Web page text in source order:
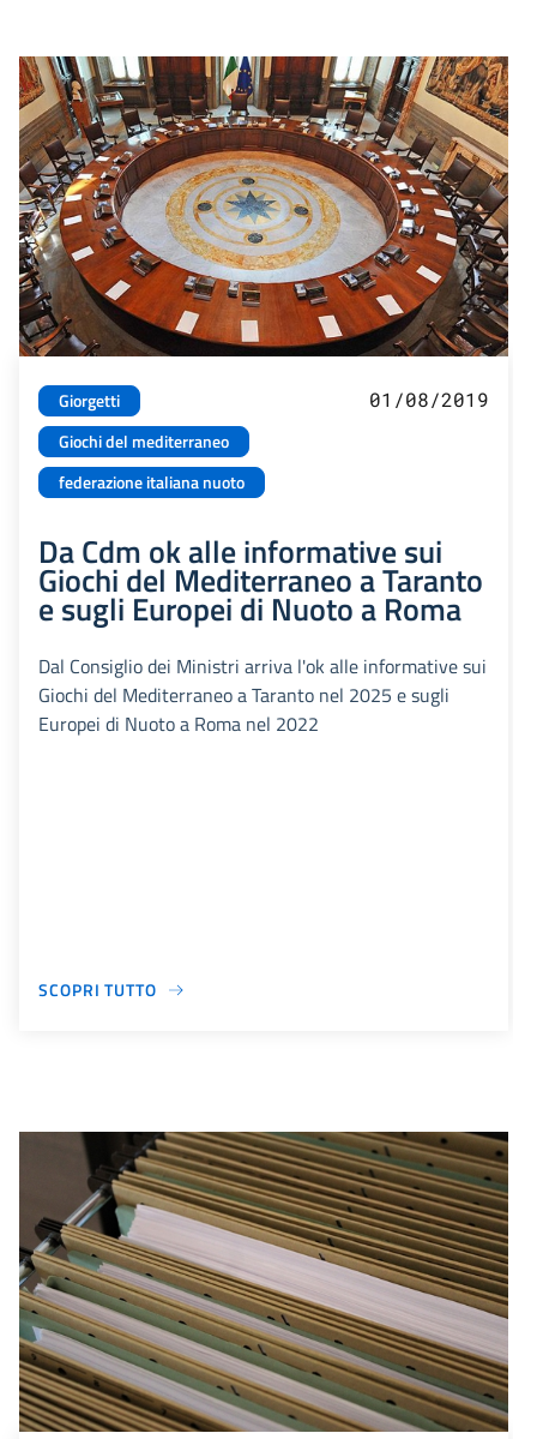
Giorgetti
Giochi del mediterraneo
federazione italiana nuoto
01/08/2019
Da Cdm ok alle informative sui
Giochi del Mediterraneo a Taranto
e sugli Europei di Nuoto a Roma
Dal Consiglio dei Ministri arriva l'ok alle informative sui
Giochi del Mediterraneo a Taranto nel 2025 e sugli
Europei di Nuoto a Roma nel 2022
SCOPRI TUTTO